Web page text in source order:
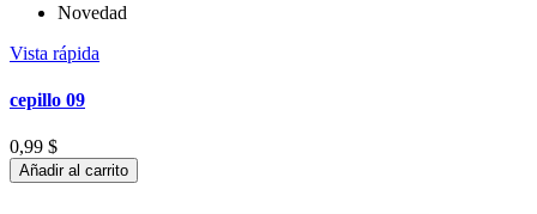
Novedad
Vista rápida
cepillo 09
0,99 $
Añadir al carrito